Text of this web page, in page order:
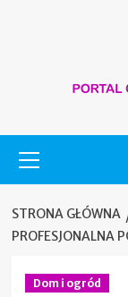
główne
STRONA GŁÓWNA
PROFESJONALNA
Dom i ogród